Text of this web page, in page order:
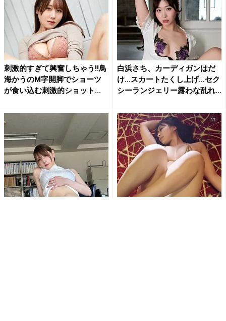
刺激的すぎて興奮しちゃう!!鳥
海かうのM字開脚でショーツ
が食い込む刺激的ショット...
白浜さち、カーディガンはだ
け…スカートたくし上げ…セク
シーランジェリー露わな乱れ...